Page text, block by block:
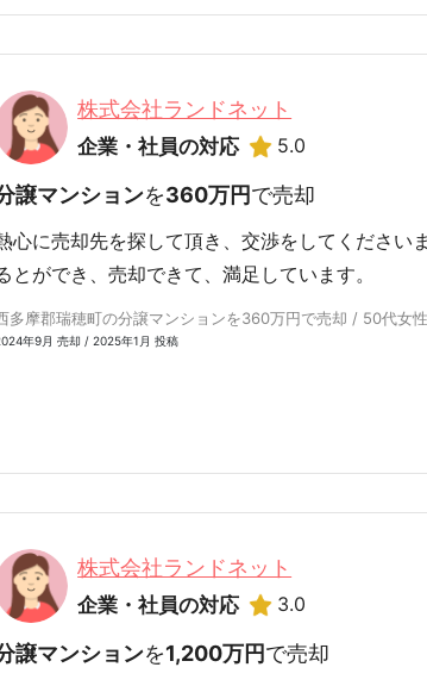
株式会社ランドネット
企業・社員の対応 5.0
譲マンションを360万円で売却
心に売却先を探して頂き、交渉をしてください
とができ、売却できて、満足しています。
多摩郡瑞穂町の分譲マンションを360万円で売却 / 50代女
年9月 売却 / 2025年1月 投稿
株式会社ランドネット
企業・社員の対応 3.0
譲マンションを1,200万円で売却